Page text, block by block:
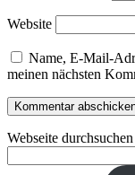
Website
Name, E-Mail-
meinen nächsten
Webseite durchsuchen